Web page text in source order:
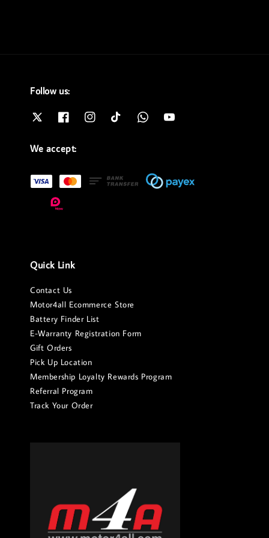
Follow us:
We accept:
Quick Link
Contact Us
Motor4all Ecommerce Store
Battery Finder List
E-Warranty Registration Form
Gift Orders
Pick Up Location
Membership Loyalty Rewards Program
Referral Program
Track Your Order